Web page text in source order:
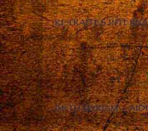
RETRAITES
BETH MYRIAM –